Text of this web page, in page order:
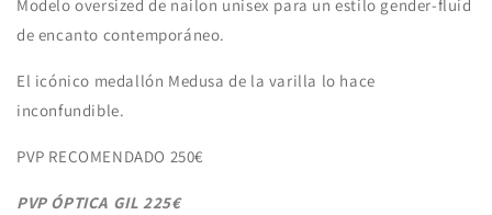
536487
VERDE
536487
VERDE
Modelo oversized de nailon unisex para un estilo gender-fluid
de encanto contemporáneo.
El icónico medallón Medusa de la varilla lo hace
inconfundible.
PVP RECOMENDADO 250€
PVP ÓPTICA GIL 225€